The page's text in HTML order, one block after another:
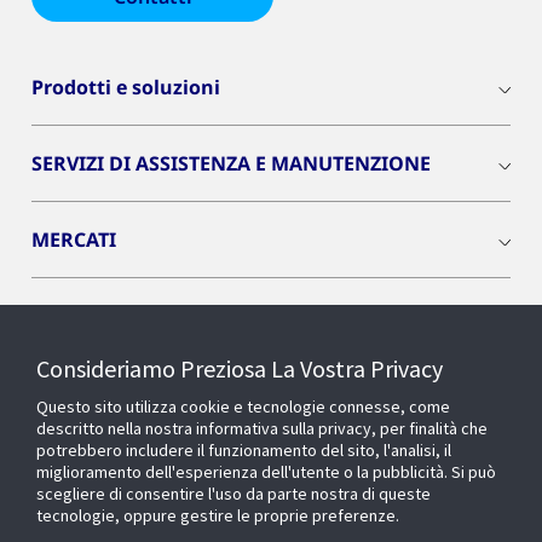
Prodotti e soluzioni
SERVIZI DI ASSISTENZA E MANUTENZIONE
MERCATI
OPENBLUE
Consideriamo Preziosa La Vostra Privacy
Questo sito utilizza cookie e tecnologie connesse, come
descritto nella nostra informativa sulla privacy, per finalità che
potrebbero includere il funzionamento del sito, l'analisi, il
miglioramento dell'esperienza dell'utente o la pubblicità. Si può
scegliere di consentire l'uso da parte nostra di queste
tecnologie, oppure gestire le proprie preferenze.